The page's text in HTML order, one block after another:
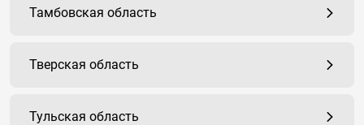
Тамбовская область
Тверская область
Тульская область